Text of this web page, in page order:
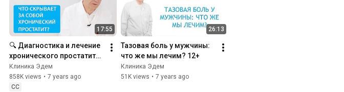
17:55
🔍 Диагностика и лечение
хронического простатита.
Хронический простатит
лечение. 12+
Клиника Эдем
858K views • 7 years ago
CC
26:13
Тазовая боль у мужчины:
что же мы лечим? 12+
Клиника Эдем
51K views • 7 years ago